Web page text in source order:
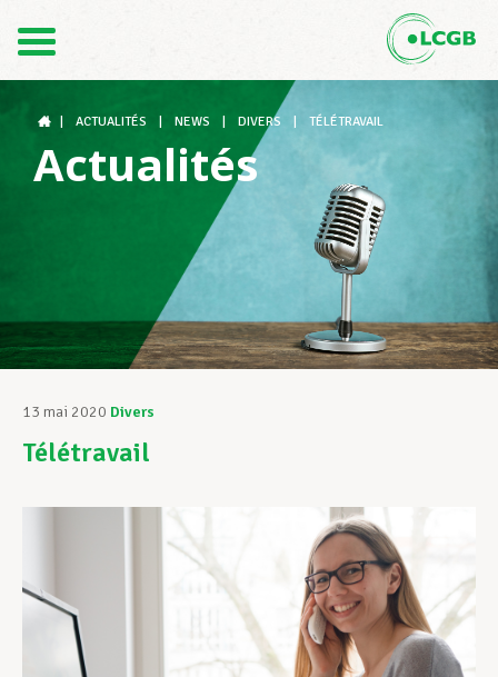
DE
Structures syndicales
Assistance au Travail
Vos droits
Assistance en vie privée
Développement professionnel
ACTUALITÉS NEWS DIVERS TÉLÉTRAVAIL
Actualités
13 mai 2020 Divers
Télétravail